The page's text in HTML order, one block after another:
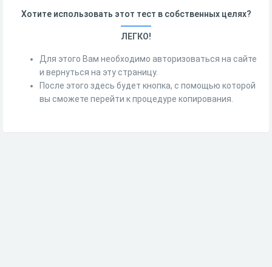
Хотите использовать этот тест в собственных целях?
ЛЕГКО!
Для этого Вам необходимо авторизоваться на сайте
и вернуться на эту страницу.
После этого здесь будет кнопка, с помощью которой
вы сможете перейти к процедуре копирования.